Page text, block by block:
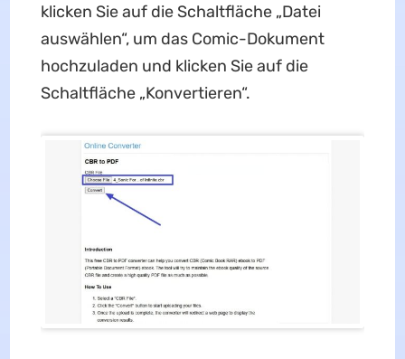
klicken Sie auf die Schaltfläche „Datei
auswählen“, um das Comic-Dokument
hochzuladen und klicken Sie auf die
Schaltfläche „Konvertieren“.